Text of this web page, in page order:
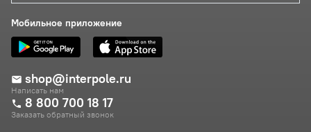
Мобильное приложение
shop@interpole.ru
Написать нам
8 800 700 18 17
Заказать обратный звонок